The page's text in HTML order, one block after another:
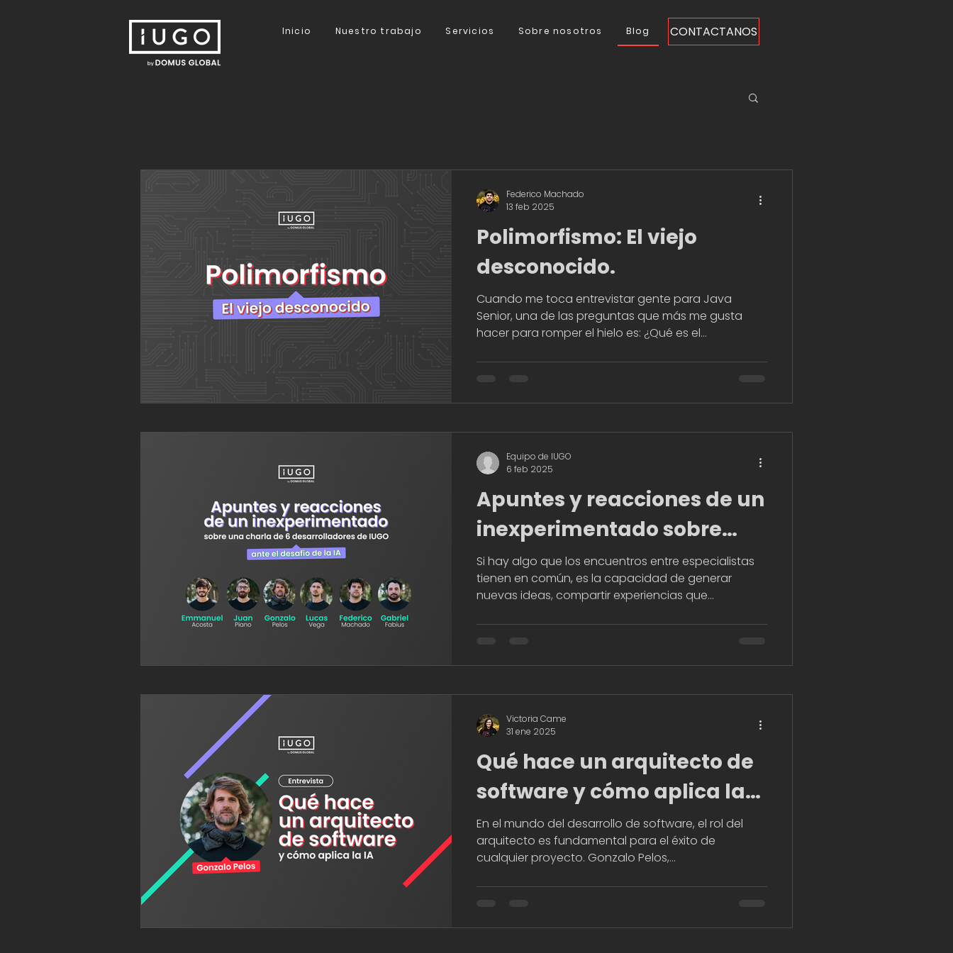
Inicio Nuestro trabajo Servicios Sobre nosotros Blog CONTACTANOS
Polimorfismo: El viejo
desconocido.
Cuando me toca entrevistar gente para Java
Senior, una de las preguntas que más me gusta
hacer para romper el hielo es: ¿Qué es el...
Federico Machado
13 feb 2025
Apuntes y reacciones de un
inexperimentado sobre
una charla de 6
desarrolladores de IUGO
ante el desafío de la IA
Si hay algo que los encuentros entre especialistas
tienen en común, es la capacidad de generar
nuevas ideas, compartir experiencias que...
Equipo de IUGO
6 feb 2025
Qué hace un arquitecto de
software y cómo aplica la
IA: entrevista a Gonzalo
Pelos, de IUGO
En el mundo del desarrollo de software, el rol del
arquitecto es fundamental para el éxito de
cualquier proyecto. Gonzalo Pelos,...
Victoria Came
31 ene 2025